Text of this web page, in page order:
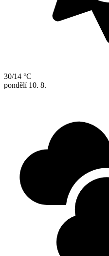
30/14 °C
pondělí 10. 8.